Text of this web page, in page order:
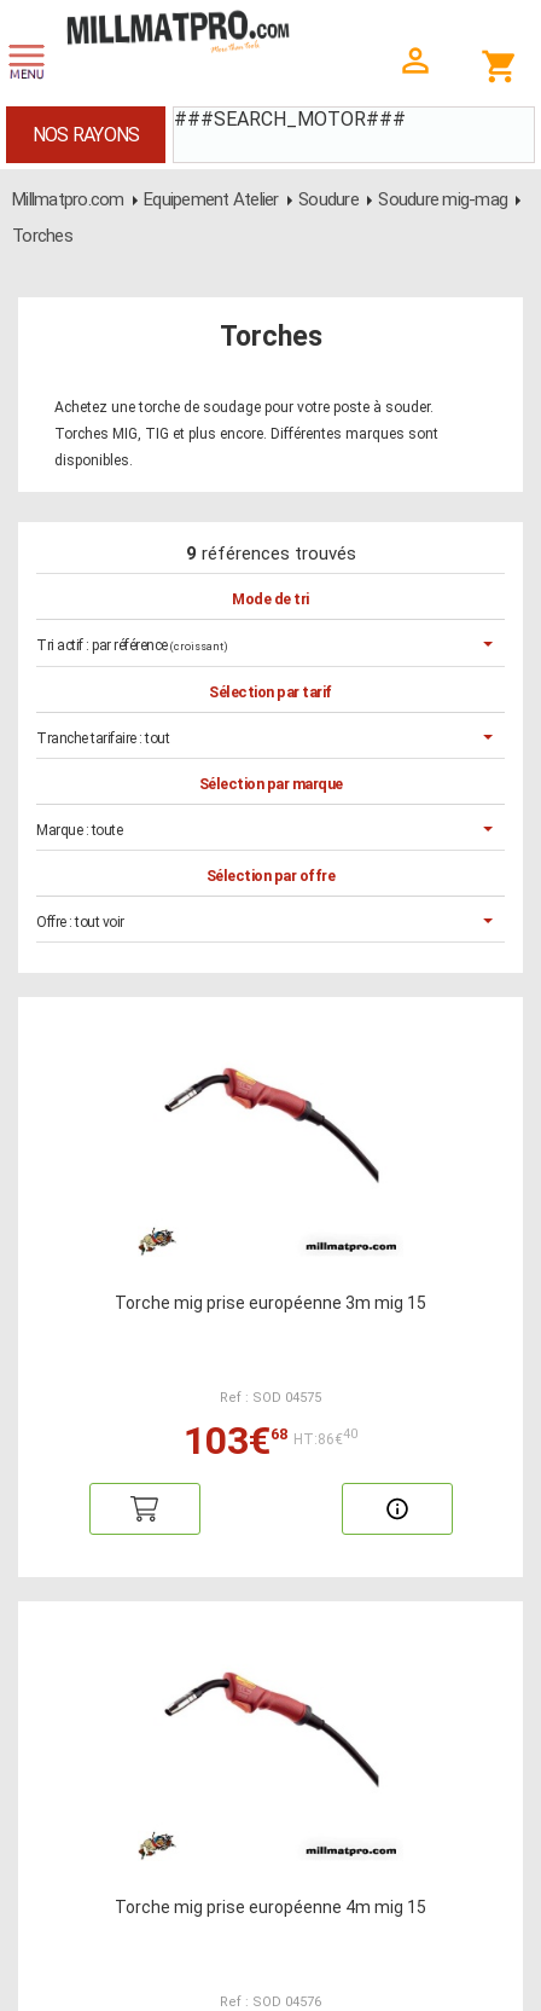
###SEARCH_MOTOR###
NOS RAYONS
Millmatpro.com Equipement Atelier Soudure
Soudure mig-mag
Torches
Torches
Achetez une torche de soudage pour votre poste à souder.
Torches MIG, TIG et plus encore. Différentes marques sont
disponibles.
9 références trouvés
Mode de tri
Tri actif : par référence (croissant)
Sélection par tarif
Tranche tarifaire :tout
Sélection par marque
Marque :toute
Sélection par offre
Offre :tout voir
Torche mig prise européenne 3m mig 15
Ref : SOD 04575
103€68 HT:86€40
Torche mig prise européenne 4m mig 15
Ref : SOD 04576